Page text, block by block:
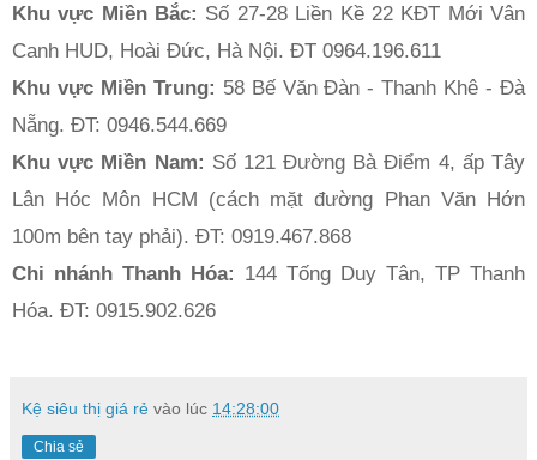
Khu vực Miền Bắc: Số 27-28 Liền Kề 22 KĐT Mới Vân
Canh HUD, Hoài Đức, Hà Nội. ĐT 0964.196.611
Khu vực Miền Trung: 58 Bế Văn Đàn - Thanh Khê - Đà
Nẵng. ĐT: 0946.544.669
Khu vực Miền Nam: Số 121 Đường Bà Điểm 4, ấp Tây
Lân Hóc Môn HCM (cách mặt đường Phan Văn Hớn
100m bên tay phải). ĐT: 0919.467.868
Chi nhánh Thanh Hóa: 144 Tống Duy Tân, TP Thanh
Hóa. ĐT: 0915.902.626
Kệ siêu thị giá rẻ vào lúc 14:28:00
Chia sẻ